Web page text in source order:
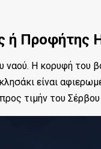
ή Προφήτης
ναού. Η κορυφή του
είναι
τιμήν του